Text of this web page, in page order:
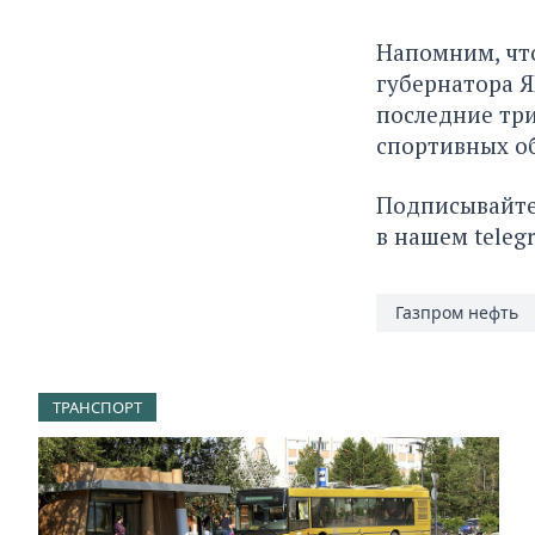
Напомним,
губернатора
последние
спортивных
в нашем
Газпром нефть
ТРАНСПОРТ